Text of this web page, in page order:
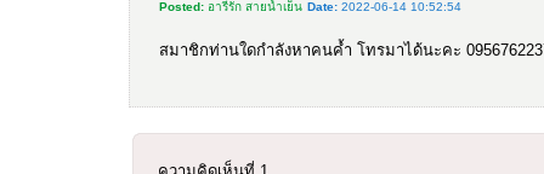
Posted: อารีรัก สายน้ำเย็น Date: 2022-06-14 10:52:54
สมาชิกท่านใดกำลังหาคนค้ำ โทรมาได้นะคะ